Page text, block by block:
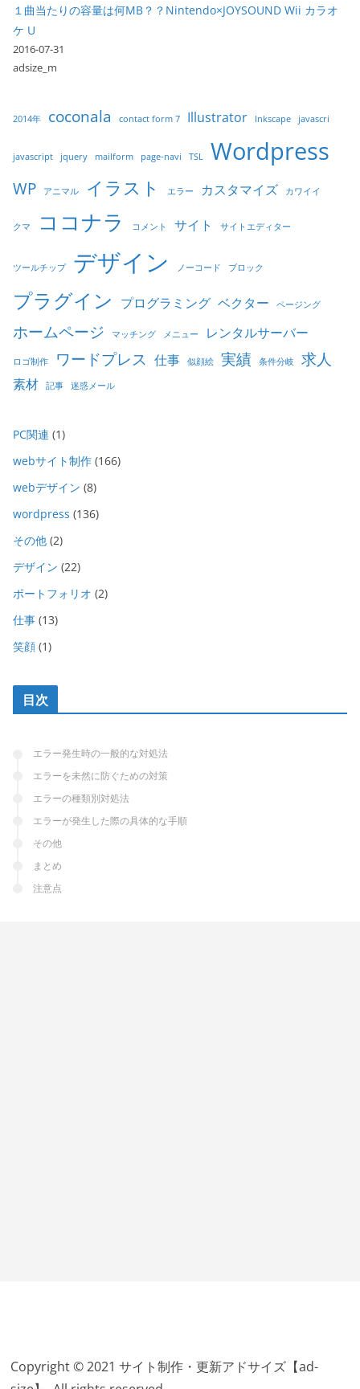
１曲当たりの容量は何MB？？Nintendo×JOYSOUND Wii カラオ
ケ U
2016-07-31
adsize_m
2014年 coconala contact form 7 Illustrator Inkscape javascri
javascript jquery mailform page-navi TSL Wordpress
WP アニマル イラスト エラー カスタマイズ カワイイ
クマ ココナラ コメント サイト サイトエディター
ツールチップ デザイン ノーコード ブロック
プラグイン プログラミング ベクター ページング
ホームページ マッチング メニュー レンタルサーバー
ロゴ制作 ワードプレス 仕事 似顔絵 実績 条件分岐 求人
素材 記事 迷惑メール
PC関連 (1)
webサイト制作 (166)
webデザイン (8)
wordpress (136)
その他 (2)
デザイン (22)
ポートフォリオ (2)
仕事 (13)
笑顔 (1)
目次
エラー発生時の一般的な対処法
エラーを未然に防ぐための対策
エラーの種類別対処法
エラーが発生した際の具体的な手順
その他
まとめ
注意点
Copyright © 2021 サイト制作・更新アドサイズ【ad-